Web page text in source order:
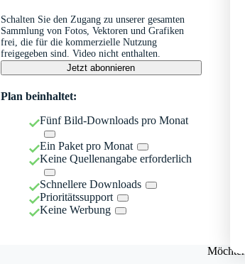
Schalten Sie den Zugang zu unserer gesamten
Sammlung von Fotos, Vektoren und Grafiken
frei, die für die kommerzielle Nutzung
freigegeben sind. Video nicht enthalten.
Jetzt abonnieren
Plan beinhaltet:
Fünf Bild-Downloads pro Monat
Ein Paket pro Monat
Keine Quellenangabe erforderlich
Schnellere Downloads
Prioritätssupport
Keine Werbung